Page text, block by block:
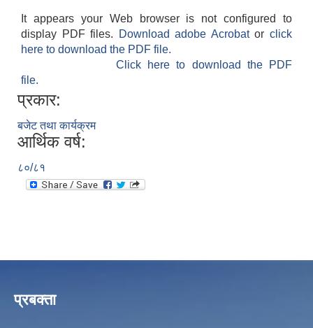
It appears your Web browser is not configured to
display PDF files.
Download adobe Acrobatorclick
here to download the PDF file.
Click here to download the PDF
file.
प्रकार:
बजेट तथा कार्यक्रम
आर्थिक वर्ष:
८०/८१
प्रबक्ता